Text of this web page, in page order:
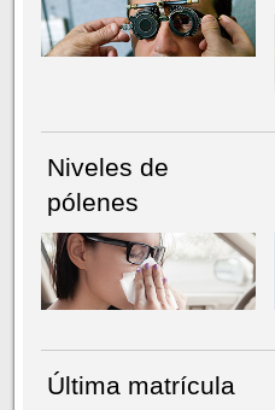
Niveles de
pólenes
Última matrícula